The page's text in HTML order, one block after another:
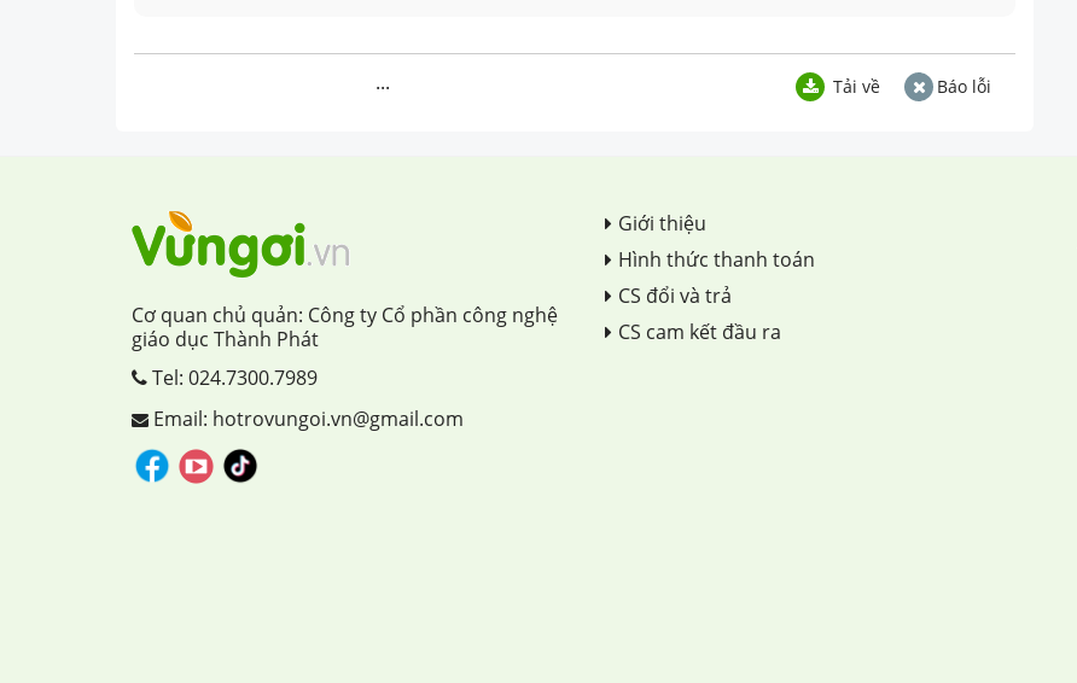
... Tải về Báo lỗi
Cơ quan chủ quản: Công ty Cổ phần công nghệ
giáo dục Thành Phát
Tel: 024.7300.7989
Email: hotrovungoi.vn@gmail.com
Giới thiệu
Hình thức thanh toán
CS đổi và trả
CS cam kết đầu ra